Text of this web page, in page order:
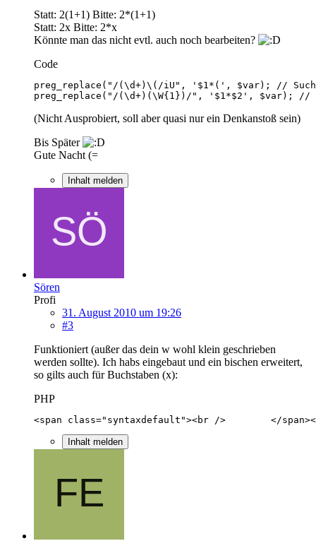
Statt: 2(1+1) Bitte: 2*(1+1)
Statt: 2x Bitte: 2*x
Könnte man das nicht evtl. auch noch bearbeiten?
Code
preg_replace("/(\d+)(\W{1})/", '$1*$2', $var); //
(Nicht Ausprobiert, soll aber quasi nur ein Denkanstoß sein)
Bis Später
Gute Nacht (=
Inhalt melden
Sören
Profi
31. August 2010 um 19:26
#3
Funktioniert (außer das dein w wohl klein geschrieben
werden sollte). Ich habs eingebaut und ein bischen erweitert,
so gilts auch für Buchstaben (x):
PHP
<span class="syntaxdefault"><br />        </
Inhalt melden